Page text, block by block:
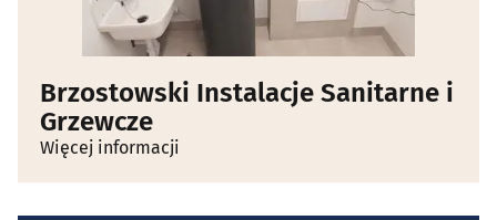
Brzostowski Instalacje Sanitarne i
Grzewcze
Więcej informacji